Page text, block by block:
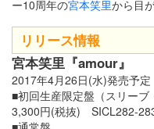
ー10周年の宮本笑里から目
リリース情報
宮本笑里『amour』
2017年4月26日(水)発売予定
■初回生産限定盤（スリーブ
3,300円(税抜) SICL282-